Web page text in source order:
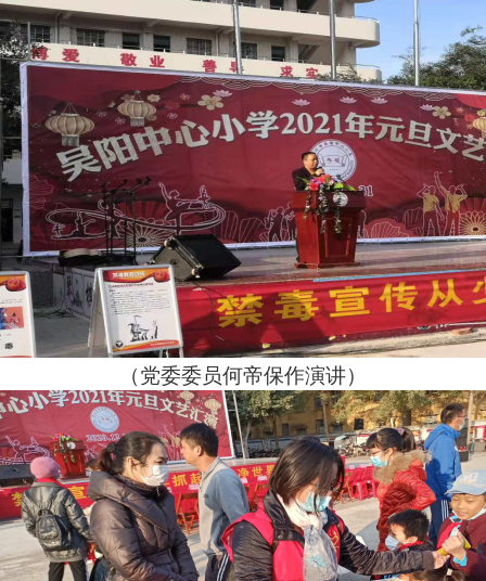
（党委委员何帝保作演讲）